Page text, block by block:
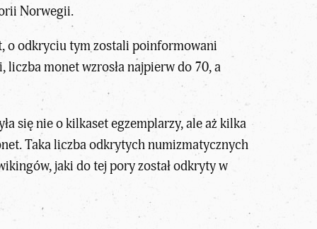
Norwegii.
o odkryciu tym zostali poinformowani
monet wzrosła najpierw do 70, a
się nie o kilkaset egzemplarzy, ale aż kilka
Taka liczba odkrytych numizmatycznych
, jaki do tej pory został odkryty w